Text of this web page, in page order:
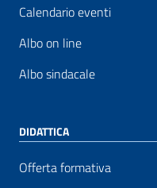
Calendario eventi
Albo on line
Albo sindacale
DIDATTICA
Offerta formativa